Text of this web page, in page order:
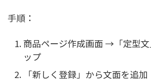
手順：
商品ページ作成画面 →「定型
ップ
「新しく登録」から文面を追加